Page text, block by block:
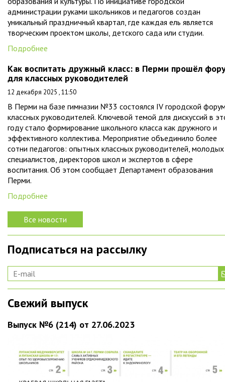
администрации руками школьников и педагогов создан
уникальный праздничный квартал, где каждая ель является
творческим проектом школы, детского сада или студии.
Подробнее
Как воспитать дружный класс: в Перми прошёл
для классных руководителей
12 декабря 2025 , 11:50
В Перми на базе гимназии №33 состоялся IV городской
классных руководителей. Ключевой темой для дискуссий в
году стало формирование школьного класса как дружного и
эффективного коллектива. Мероприятие объединило более
сотни педагогов: опытных классных руководителей, молодых
специалистов, директоров школ и экспертов в сфере
воспитания. Об этом сообщает Департамент образования
Перми.
Подробнее
Все новости
Подписаться на рассылку
Свежий выпуск
Выпуск №6 (214) от 27.06.2023